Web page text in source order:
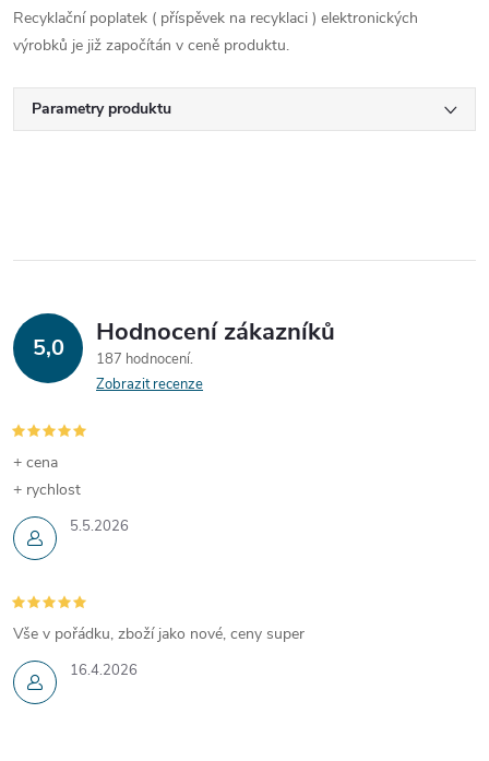
Recyklační poplatek ( příspěvek na recyklaci ) elektronických
výrobků je již započítán v ceně produktu.
Parametry produktu
5,0 Hodnocení zákazníků
187 hodnocení
Zobrazit recenze
5.5.2026
+ cena
+ rychlost
16.4.2026
Vše v pořádku, zboží jako nové, ceny super